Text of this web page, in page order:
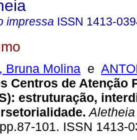
impressa ISSN 1413-
Bruna Molina e
Centros de Atenção
: estruturação,
. Aletheia
101. ISSN 1413-